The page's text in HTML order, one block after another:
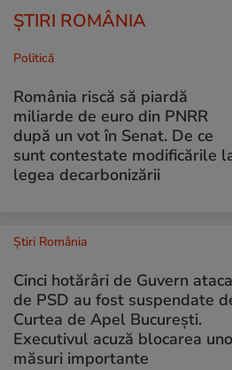
ȘTIRI ROMÂNIA
Politică
România riscă să piardă
miliarde de euro din PNRR
după un vot în Senat. De ce
sunt contestate modificările
legea decarbonizării
Știri România
Cinci hotărâri de Guvern
de PSD au fost suspendate
Curtea de Apel București.
Executivul acuză blocarea
măsuri importante